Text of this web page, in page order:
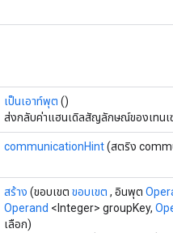
เป็นเอาท์พุต ()
ส่งกลับค่าแฮนเดิลสัญลักษณ์ของเทนเ
communicationHint(สตริง
สร้าง (ขอบเขต ขอบเขต , อินพุต
Operand <Integer> groupKey,
เลือก)